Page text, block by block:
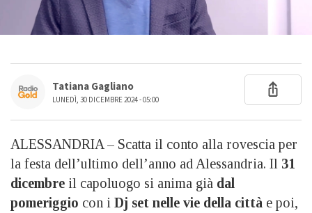
Tatiana Gagliano
LUNEDÌ, 30 DICEMBRE 2024 - 05:00
ALESSANDRIA – Scatta il conto alla rovescia per
la festa dell’ultimo dell’anno ad Alessandria. Il 31
dicembre il capoluogo si anima già dal
pomeriggio con i Dj set nelle vie della città e poi,